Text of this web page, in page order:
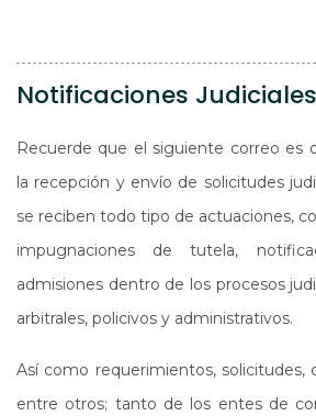
Notificaciones Judiciales
Recuerde que el siguiente correo es
la recepción y envío de solicitudes
se reciben todo tipo de actuaciones,
impugnaciones de tutela,
admisiones dentro de los procesos
arbitrales, policivos y administrativos.
Así como requerimientos, solicitudes,
entre otros; tanto de los entes de